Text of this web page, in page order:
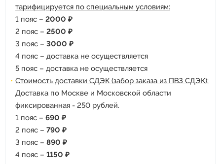
тарифицируется по специальным условиям:
1 пояс – 2000 ₽
2 пояс – 2500 ₽
3 пояс – 3000 ₽
4 пояс – доставка не осуществляется
5 пояс – доставка не осуществляется
Стоимость доставки СДЭК (забор заказа из ПВЗ СДЭК):
Доставка по Москве и Московской области
фиксированная - 250 рублей.
1 пояс – 690 ₽
2 пояс – 790 ₽
3 пояс – 890 ₽
4 пояс – 1150 ₽